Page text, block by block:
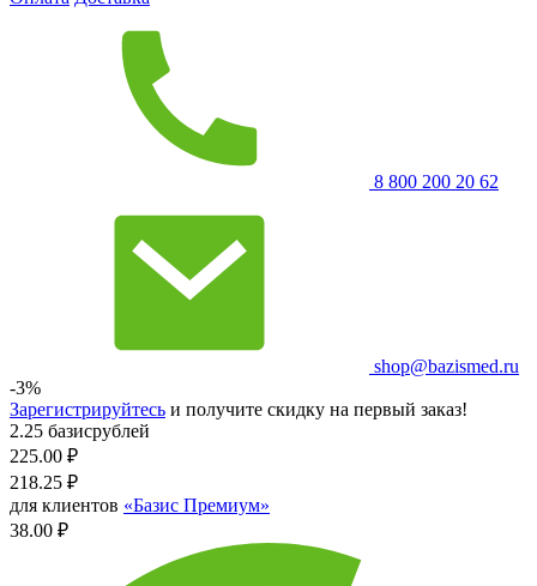
8 800 200 20 62
shop@bazismed.ru
-3%
Зарегистрируйтесь и получите скидку на первый заказ!
2.25 базисрублей
225.00 ₽
218.25 ₽
для клиентов «Базис Премиум»
38.00 ₽